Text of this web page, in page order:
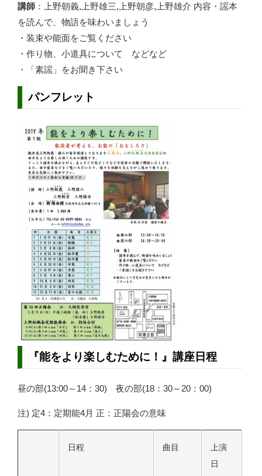
講師 ：上野朝義,上野雄三,上野朝彦,上野雄介 内容・謡本
を読んで、物語を味わいましょう
・装束や能面をご覧ください
・作り物、小道具について などなど
・「素謡」をお聞き下さい
パンフレット
『能をより楽しむために！』講座日程
昼の部(13:00～14：30) 夜の部(18：30～20：00)
注) 定4：定期能4月 正：正陽会の意味
日程 曲目
上演
日